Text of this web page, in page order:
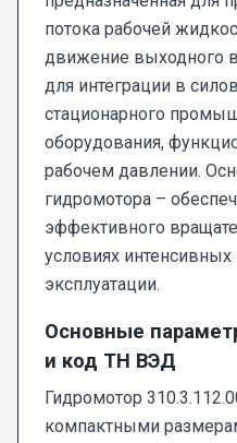
потока рабочей
движение выходного
для интеграции в
стационарного
оборудования,
рабочем давлении.
гидромотора –
эффективного
условиях интенсивных
эксплуатации.
Основные
и код ТН ВЭД
Гидромотор
компактными